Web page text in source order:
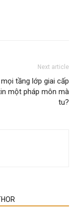
Next article
tầng lớp giai cấp
một pháp môn mà
tu?